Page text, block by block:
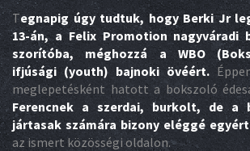
Tegnapig úgy tudtuk, hogy Berki Jr
13-án, a Felix Promotion nagyváradi
szorítóba, méghozzá a WBO
ifjúsági (youth) bajnoki övéért.
meglepetésként hatott a bokszoló
Ferencnek a szerdai, burkolt, de a
jártasak számára bizony eléggé
az ismert közösségi oldalon.